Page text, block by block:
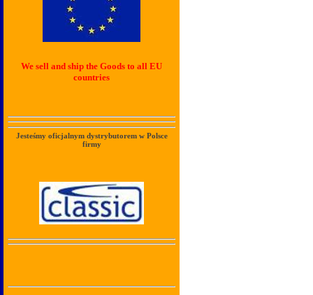
We sell and ship the Goods to all EU
countries
Jesteśmy oficjalnym dystrybutorem w Polsce
firmy